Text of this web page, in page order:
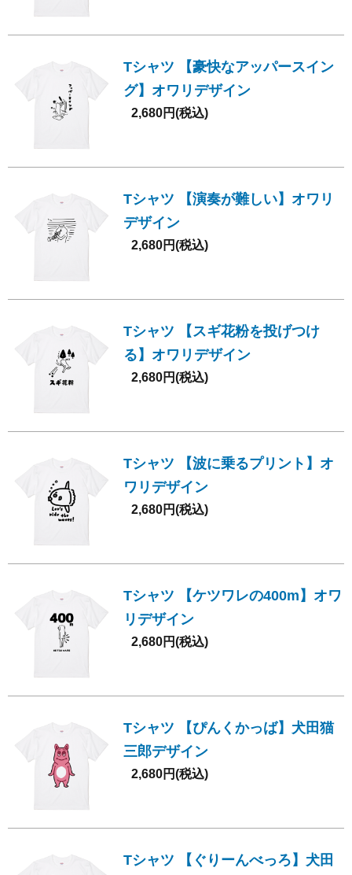
Tシャツ 【豪快なアッパースイン
グ】オワリデザイン
2,680円(税込)
Tシャツ 【演奏が難しい】オワリ
デザイン
2,680円(税込)
Tシャツ 【スギ花粉を投げつけ
る】オワリデザイン
2,680円(税込)
Tシャツ 【波に乗るプリント】オ
ワリデザイン
2,680円(税込)
Tシャツ 【ケツワレの400m】オワ
リデザイン
2,680円(税込)
Tシャツ 【ぴんくかっば】犬田猫
三郎デザイン
2,680円(税込)
Tシャツ 【ぐりーんべっろ】犬田